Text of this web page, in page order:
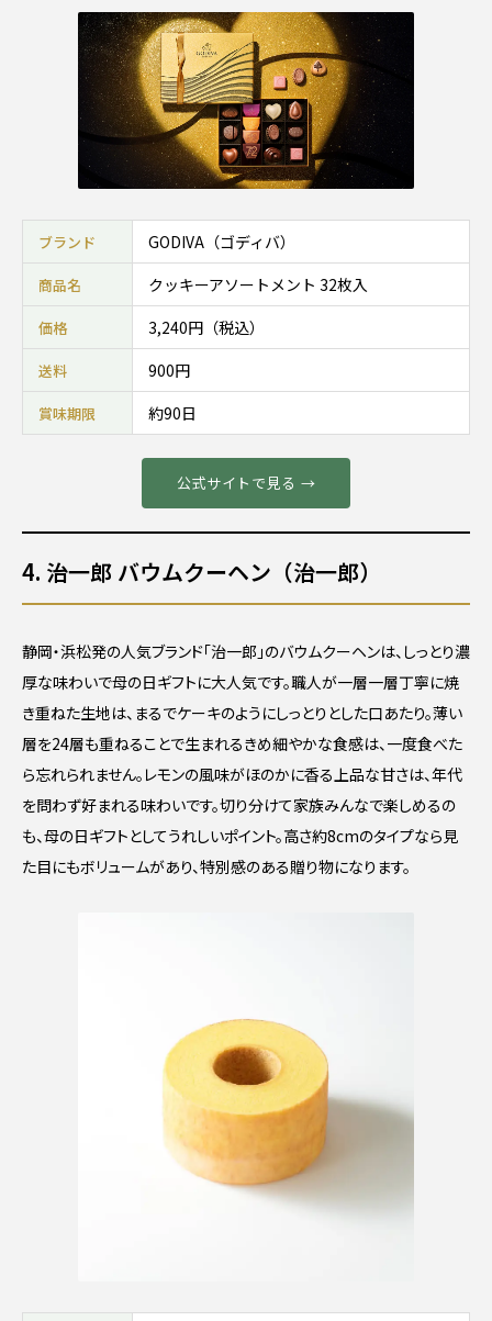
ブランド GODIVA（ゴディバ）
商品名 クッキーアソートメント 32枚入
価格 3,240円（税込）
送料 900円
賞味期限 約90日
公式サイトで見る →
4. 治一郎 バウムクーヘン（治一郎）
静岡・浜松発の人気ブランド「治一郎」のバウムクーヘンは、しっとり濃
厚な味わいで母の日ギフトに大人気です。職人が一層一層丁寧に焼
き重ねた生地は、まるでケーキのようにしっとりとした口あたり。薄い
層を24層も重ねることで生まれるきめ細やかな食感は、一度食べた
ら忘れられません。レモンの風味がほのかに香る上品な甘さは、年代
を問わず好まれる味わいです。切り分けて家族みんなで楽しめるの
も、母の日ギフトとしてうれしいポイント。高さ約8cmのタイプなら見
た目にもボリュームがあり、特別感のある贈り物になります。